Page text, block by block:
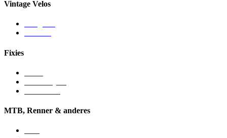
Vintage Velos
Fixies
MTB, Renner & anderes